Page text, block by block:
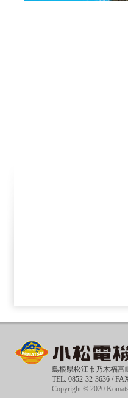
島根県松江市乃木福
TEL. 0852-32-3636 /
Copyright © 2020